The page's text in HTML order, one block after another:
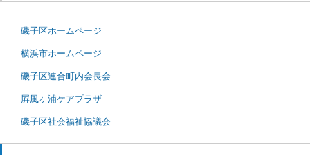
磯子区ホームページ
横浜市ホームページ
磯子区連合町内会長会
屛風ヶ浦ケアプラザ
磯子区社会福祉協議会